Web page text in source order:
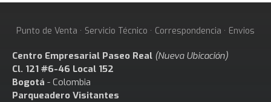
Punto de Venta · Servicio Técnico · Correspondencia · Envios
Centro Empresarial Paseo Real (Nueva Ubicación)
Cl. 121 #6-46 Local 152
Bogotá - Colombia
Parqueadero Visitantes